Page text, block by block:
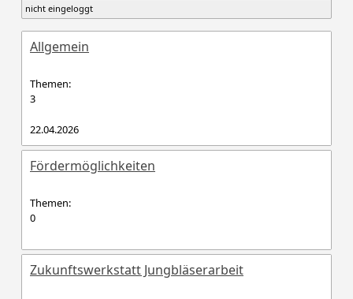
nicht eingeloggt
Allgemein
Themen:
3
22.04.2026
Fördermöglichkeiten
Themen:
0
Zukunftswerkstatt Jungbläserarbeit